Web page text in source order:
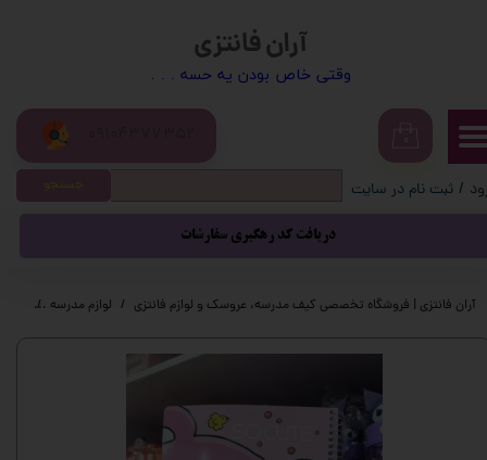
آران فانتزی
​​وقتی خاص بودن یه حسه . . .
/ ثبت نام در سایت
سفارشات
خروج از حساب کاربری
دریافت کد رهگیری سفارشات
جستجو
آران فانتزی | فروشگاه تخصصی کیف مدرسه، عروسک و لوازم فانتزی لوازم مدرسه